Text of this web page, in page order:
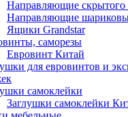
Направляющие скрытого
Направляющие
Ящики Grandstar
саморезы
Евровинт Китай
для евровинтов и
самоклейки
Заглушки самоклейки